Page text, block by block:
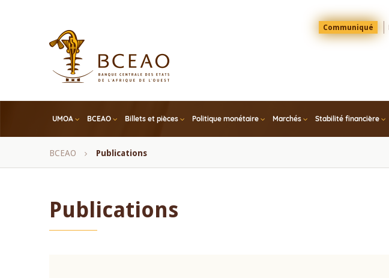
Menu
Top
Communiqué
UMOA BCEAO Billets et pièces Politique monétaire Marchés Stabilité financière
Fil
BCEAO Publications
Publications